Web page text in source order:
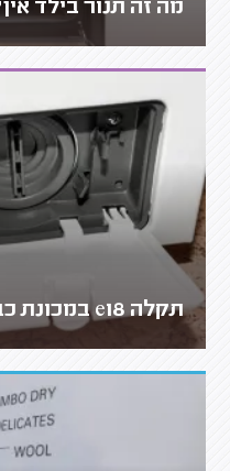
מה זה תנור בילד
תקלה e18 במכונת כביסה בוש